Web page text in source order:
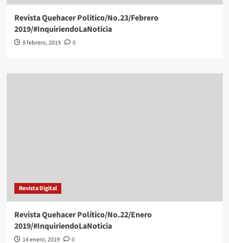
Revista Quehacer Politico/No.23/Febrero
2019/#InquiriendoLaNoticia
8 febrero, 2019 0
Revista Digital
Revista Quehacer Político/No.22/Enero
2019/#InquiriendoLaNoticia
14 enero, 2019 0